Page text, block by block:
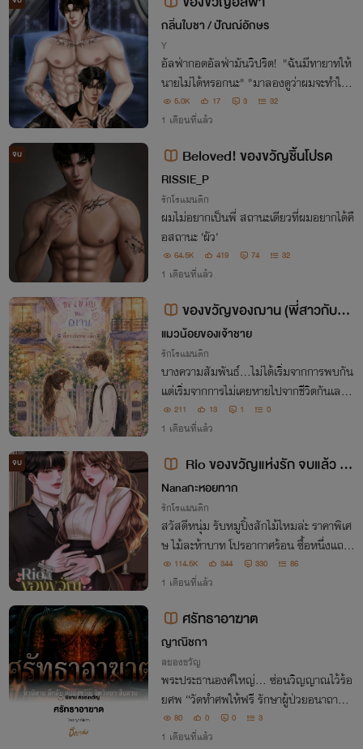
กลิ่นใบชา / ปัณณ์อักษร
Y
อัลฟ่ากอดอัลฟ่ามันวิปริต! "ฉันมีทายาทให้
นายไม่ได้หรอกนะ" "มาลองดูว่าผมจะทำให้
พี่ท้องได้มั้ย!"
5.0K 17 3 32
1 เดือนที่แล้ว
จบ Beloved! ของขวัญชิ้นโปรด
RISSIE_P
รักโรแมนติก
ผมไม่อยากเป็นพี่ สถานะเดียวที่ผมอยากได้คื
อสถานะ ‘ผัว’
64.5K 419 74 32
1 เดือนที่แล้ว
ของขวัญของฌาน (พี่สาวกับหม
าเด็ก)
แมวน้อยของเจ้าชาย
รักโรแมนติก
บางความสัมพันธ์...ไม่ได้เริ่มจากการพบกัน
แต่เริ่มจากการไม่เคยหายไปจากชีวิตกันเลย
ของขวัญ...พี่สาวข้างบ้านที่เห็นหน้ากันทุกเช้
า ฌาน...น้องชายข้างบ้านที่เธอคิดว่ารู้จักดีที่
211 13 1 0
1 เดือนที่แล้ว
จบ
Rio ของขวัญแห่งรัก จบแล้ว [มี
อีบุ๊ค]
Nanaกะหอยทาก
รักโรแมนติก
สวัสดีหนุ่ม รับหมูปิ้งสักไม้ไหมล่ะ ราคาพิเศ
ษ ไม้ละห้าบาท โปรอากาศร้อน ซื้อหนึ่งแถม
หนึ่งไป!
114.5K 344 330 86
1 เดือนที่แล้ว
ศรัทธาอาฆาต
ญาณิชกา
สยองขวัญ
พระประธานองค์ใหญ่... ซ่อนวิญญาณไว้ร้อ
ยศพ “วัดทำศพให้ฟรี รักษาผู้ป่วยอนาถาฟร
ี... แต่ต้องจ่ายคืนด้วย ‘กระดูก’ และ ‘วิญญา
ณ’ ไปชั่วนิรันดร์”
80 0 0 3
1 เดือนที่แล้ว